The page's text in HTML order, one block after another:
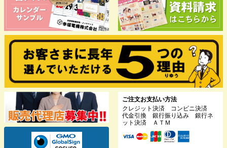
ご注文お支払い方法
クレジット決済 コンビニ決済
代金引換 銀行振り込み 銀行ネ
ット決済 ＡＴＭ